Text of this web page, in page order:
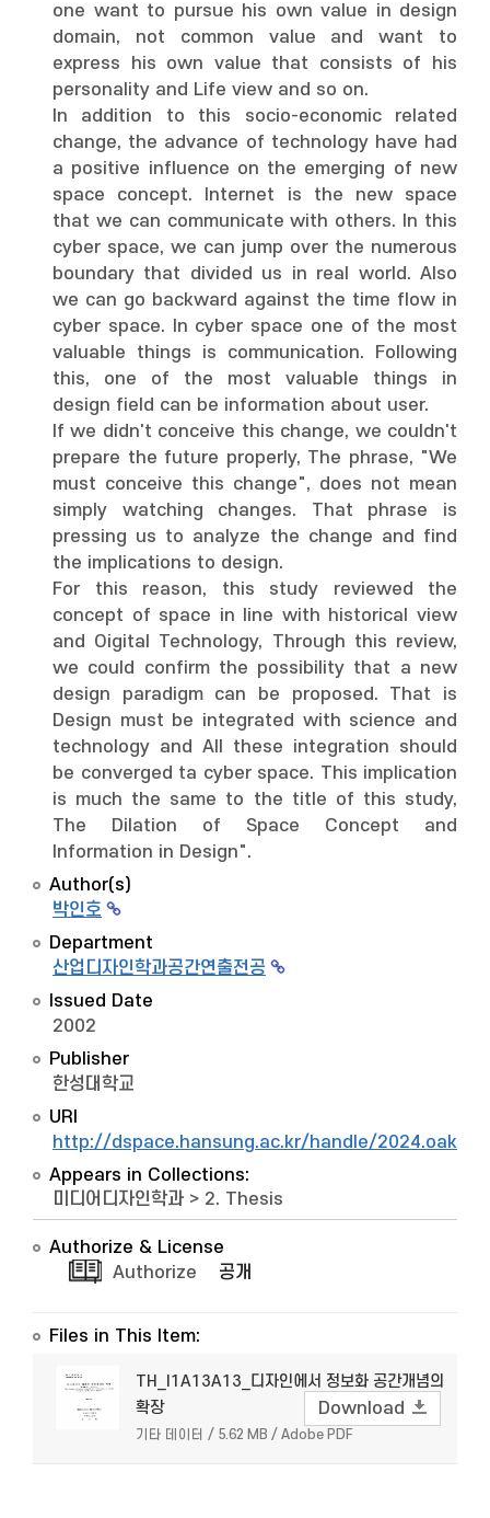
one want to pursue his own value in design
domain, not common value and want to
express his own value that consists of his
personality and Life view and so on.
In addition to this socio-economic related
change, the advance of technology have had
a positive influence on the emerging of new
space concept. Internet is the new space
that we can communicate with others. In this
cyber space, we can jump over the numerous
boundary that divided us in real world. Also
we can go backward against the time flow in
cyber space. In cyber space one of the most
valuable things is communication. Following
this, one of the most valuable things in
design field can be information about user.
If we didn't conceive this change, we couldn't
prepare the future properly, The phrase, "We
must conceive this change", does not mean
simply watching changes. That phrase is
pressing us to analyze the change and find
the implications to design.
For this reason, this study reviewed the
concept of space in line with historical view
and Oigital Technology, Through this review,
we could confirm the possibility that a new
design paradigm can be proposed. That is
Design must be integrated with science and
technology and All these integration should
be converged ta cyber space. This implication
is much the same to the title of this study,
The Dilation of Space Concept and
Information in Design".
Author(s)
박인호
Department
산업디자인학과공간연출전공
Issued Date
2002
Publisher
한성대학교
URI
http://dspace.hansung.ac.kr/handle/2024.oak/
Appears in Collections:
미디어디자인학과 > 2. Thesis
Authorize & License
Authorize
공개
Files in This Item:
TH_I1A13A13_디자인에서 정보화 공간개념의
확장
기타 데이터 / 5.62 MB / Adobe PDF
Download